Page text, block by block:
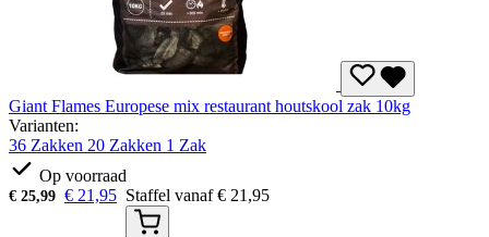
Giant Flames Europese mix restaurant houtskool zak 10kg
Varianten:
36 Zakken 20 Zakken 1 Zak
Op voorraad
€ 25,99 € 21,95 Staffel vanaf€ 21,95